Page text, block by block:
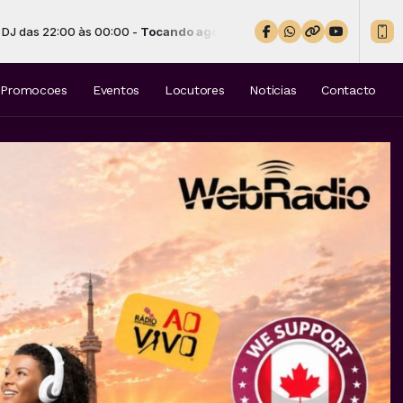
às 00:00 -Tocando agora: Rionegro & Solimões - Na Sola da Bota
Promocoes Eventos Locutores Noticias Contacto